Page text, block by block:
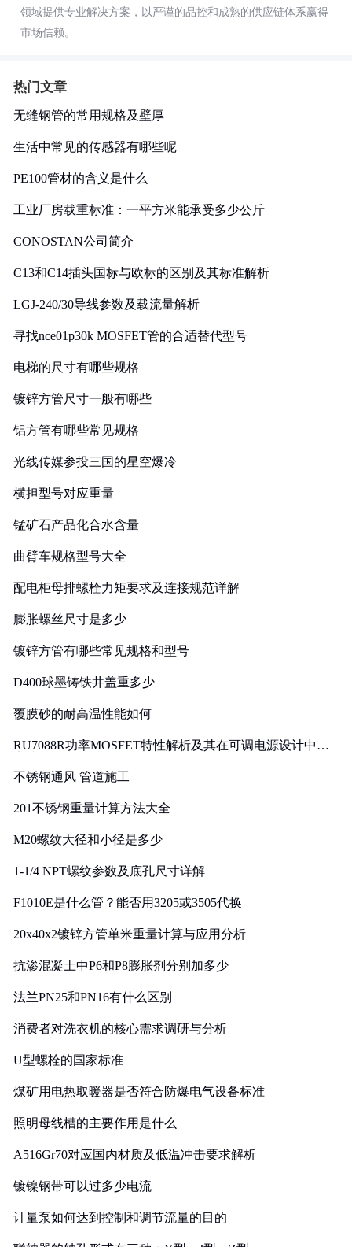
领域提供专业解决方案，以严谨的品控和成熟的供应链体系赢得
市场信赖。
热门文章
无缝钢管的常用规格及壁厚
生活中常见的传感器有哪些呢
PE100管材的含义是什么
工业厂房载重标准：一平方米能承受多少公斤
CONOSTAN公司简介
C13和C14插头国标与欧标的区别及其标准解析
LGJ-240/30导线参数及载流量解析
寻找nce01p30k MOSFET管的合适替代型号
电梯的尺寸有哪些规格
镀锌方管尺寸一般有哪些
铝方管有哪些常见规格
光线传媒参投三国的星空爆冷
横担型号对应重量
锰矿石产品化合水含量
曲臂车规格型号大全
配电柜母排螺栓力矩要求及连接规范详解
膨胀螺丝尺寸是多少
镀锌方管有哪些常见规格和型号
D400球墨铸铁井盖重多少
覆膜砂的耐高温性能如何
RU7088R功率MOSFET特性解析及其在可调电源设计中的
不锈钢通风 管道施工
201不锈钢重量计算方法大全
M20螺纹大径和小径是多少
1-1/4 NPT螺纹参数及底孔尺寸详解
F1010E是什么管？能否用3205或3505代换
20x40x2镀锌方管单米重量计算与应用分析
抗渗混凝土中P6和P8膨胀剂分别加多少
法兰PN25和PN16有什么区别
消费者对洗衣机的核心需求调研与分析
U型螺栓的国家标准
煤矿用电热取暖器是否符合防爆电气设备标准
照明母线槽的主要作用是什么
A516Gr70对应国内材质及低温冲击要求解析
镀镍钢带可以过多少电流
计量泵如何达到控制和调节流量的目的